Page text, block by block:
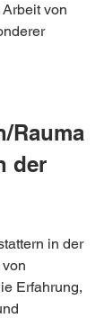
von
Rauma
der
in der
Erfahrung,